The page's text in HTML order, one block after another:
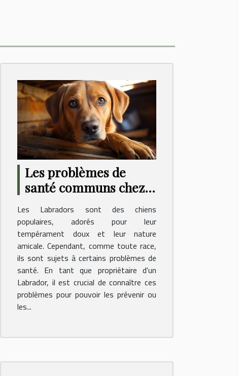
Les problèmes de
santé communs chez
le Labrador :
prévention et soins
Les Labradors sont des chiens
populaires, adorés pour leur
tempérament doux et leur nature
amicale. Cependant, comme toute race,
ils sont sujets à certains problèmes de
santé. En tant que propriétaire d'un
Labrador, il est crucial de connaître ces
problèmes pour pouvoir les prévenir ou
les...